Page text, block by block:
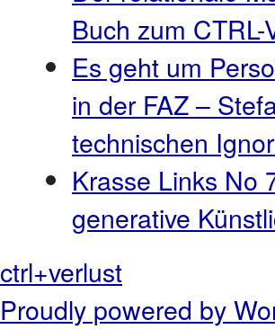
Buch zum CTRL-
Es geht um
in der FAZ –
technischen
Krasse Links No
generative
ctrl+verlust
Proudly powered by